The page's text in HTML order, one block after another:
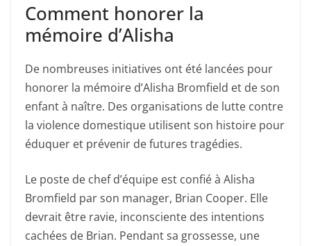
Comment honorer la
mémoire d’Alisha
De nombreuses initiatives ont été lancées pour
honorer la mémoire d’Alisha Bromfield et de son
enfant à naître. Des organisations de lutte contre
la violence domestique utilisent son histoire pour
éduquer et prévenir de futures tragédies.
Le poste de chef d’équipe est confié à Alisha
Bromfield par son manager, Brian Cooper. Elle
devrait être ravie, inconsciente des intentions
cachées de Brian. Pendant sa grossesse, une